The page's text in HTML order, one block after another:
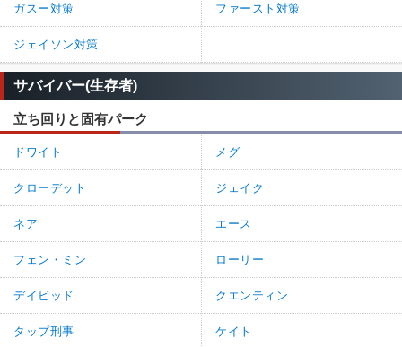
ガスー対策 ファースト対策
ジェイソン対策
サバイバー(生存者)
立ち回りと固有パーク
ドワイト メグ
クローデット ジェイク
ネア エース
フェン・ミン ローリー
デイビッド クエンティン
タップ刑事 ケイト